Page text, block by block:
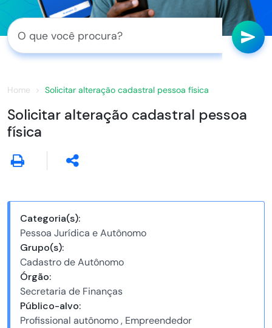
Home Solicitar alteração cadastral pessoa física
Solicitar alteração cadastral pessoa
física
Categoria(s):
Pessoa Jurídica e Autônomo
Grupo(s):
Cadastro de Autônomo
Órgão:
Secretaria de Finanças
Público-alvo:
Profissional autônomo , Empreendedor